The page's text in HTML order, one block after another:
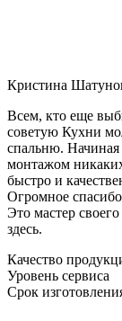
Кристина
Всем, кто еще
советую Кухни
спальню. Начиная
монтажом
быстро и
Огромное
Это мастер
здесь.
Качество
Уровень сервиса
Срок